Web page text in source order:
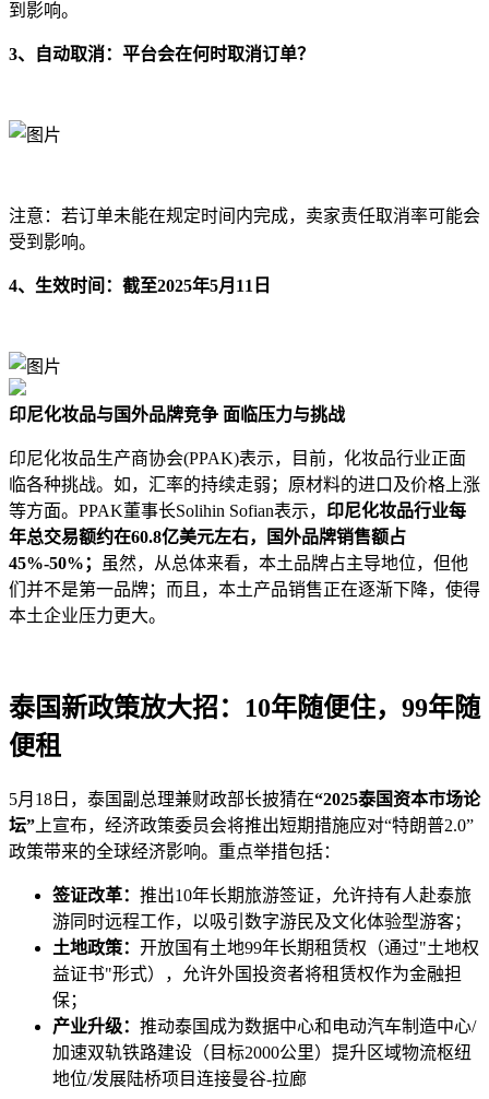
到影响。
3、自动取消：平台会在何时取消订单？
注意：若订单未能在规定时间内完成，卖家责任取消率可能会
受到影响。
4、生效时间：截至2025年5月11日
印尼化妆品与国外品牌竞争 面临压力与挑战
印尼化妆品生产商协会(PPAK)表示，目前，化妆品行业正面
临各种挑战。如，汇率的持续走弱；原材料的进口及价格上涨
等方面。PPAK董事长Solihin Sofian表示， 印尼化妆品行业每
年总交易额约在60.8亿美元左右，国外品牌销售额占
45%-50%；
虽然，从总体来看，本土品牌占主导地位，但他
们并不是第一品牌；而且，本土产品销售正在逐渐下降，使得
本土企业压力更大。
泰国新政策放大招：10年随便住，99年随
便租
5月18日，泰国副总理兼财政部长披猜在“2025泰国资本市场论
坛” 上宣布，经济政策委员会将推出短期措施应对“特朗普2.0”
政策带来的全球经济影响。重点举措包括：
签证改革： 推出10年长期旅游签证，允许持有人赴泰旅
游同时远程工作，以吸引数字游民及文化体验型游客；
土地政策： 开放国有土地99年长期租赁权（通过"土地权
益证书"形式），允许外国投资者将租赁权作为金融担
保；
产业升级： 推动泰国成为数据中心和电动汽车制造中心/
加速双轨铁路建设（目标2000公里）提升区域物流枢纽
地位/发展陆桥项目连接曼谷-拉廊